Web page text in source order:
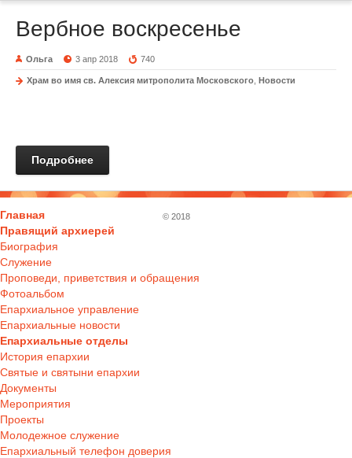
Вербное воскресенье
Ольга 3 апр 2018 740
Храм во имя св. Алексия митрополита Московского Новости
Подробнее
Главная
Правящий архиерей
Биография
Служение
Проповеди, приветствия и обращения
Фотоальбом
Епархиальное управление
Епархиальные новости
Епархиальные отделы
История епархии
Святые и святыни епархии
Документы
Мероприятия
Проекты
Молодежное служение
Епархиальный телефон доверия
© 2018